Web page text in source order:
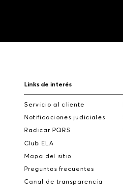
Links de interés
Servicio al cliente
Notificaciones judiciales
Radicar PQRS
Club ELA
Mapa del sitio
Preguntas frecuentes
Canal de transparencia